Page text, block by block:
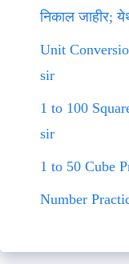
निकाल जाहीर;
Unit
sir
1 to 100
sir
1 to 50 Cube
Number